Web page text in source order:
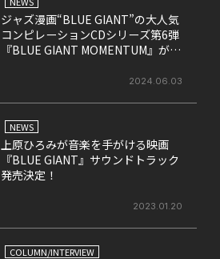
ジャズ漫画“BLUE GIANT”の大人気
コンピレーションCDシリーズ第6弾
『BLUE GIANT MOMENTUM』が6
2024.06.03
NEWS
上原ひろみが音楽を手がける映画
『BLUE GIANT』サウンドトラック
発売決定！
2023.01.20
COLUMN/INTERVIEW